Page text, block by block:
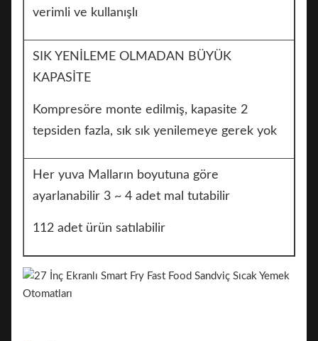
verimli ve kullanışlı
SIK YENİLEME OLMADAN BÜYÜK
KAPASİTE
Kompresöre monte edilmiş, kapasite 2
tepsiden fazla, sık sık yenilemeye gerek yok
Her yuva Malların boyutuna göre
ayarlanabilir 3 ~ 4 adet mal tutabilir
112 adet ürün satılabilir